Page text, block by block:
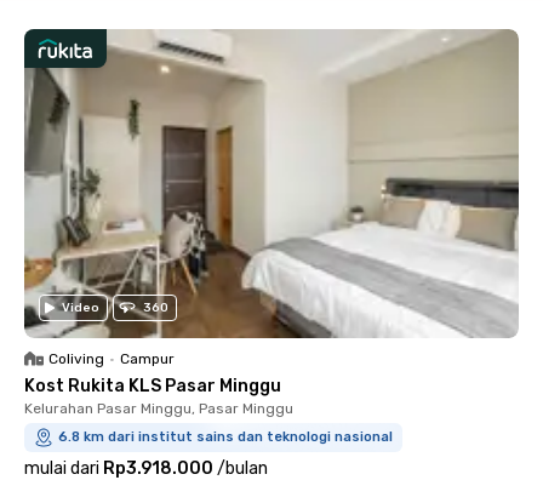
Video 360
Coliving • Campur
Kost Rukita KLS Pasar Minggu
Kelurahan Pasar Minggu, Pasar Minggu
6.8 km dari institut sains dan teknologi nasional
mulai dari Rp3.918.000 /bulan